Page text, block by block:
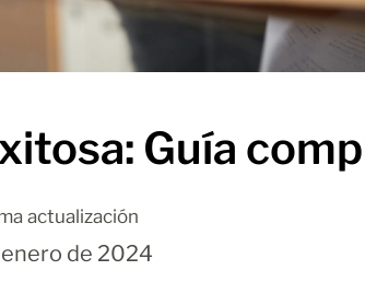
Guía
actualización
de 2024